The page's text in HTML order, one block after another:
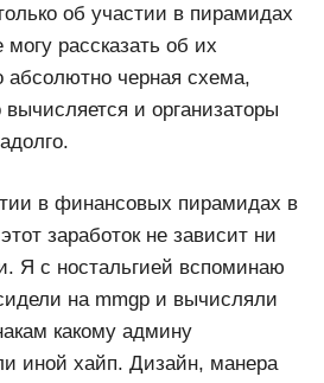
об участии в пирамидах
рассказать об их
абсолютно черная схема,
вычисляется и организаторы
в финансовых пирамидах в
заработок не зависит ни
Я с ностальгией вспоминаю
на mmgp и вычисляли
какому админу
иной хайп. Дизайн, манера